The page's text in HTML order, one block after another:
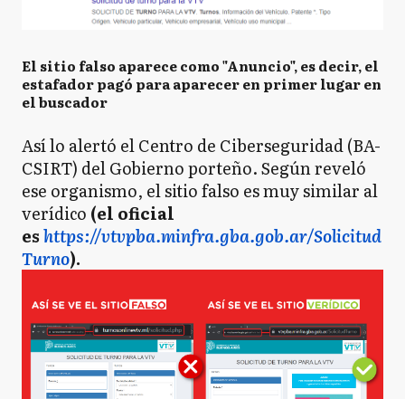
El sitio falso aparece como "Anuncio", es decir, el
estafador pagó para aparecer en primer lugar en
el buscador
Así lo alertó el Centro de Ciberseguridad (BA-
CSIRT) del Gobierno porteño. Según reveló
ese organismo, el sitio falso es muy similar al
verídico (el oficial
eshttps://vtvpba.minfra.gba.gob.ar/Solicitud
Turno).